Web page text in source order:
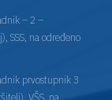
– 2 –
SSS, na određeno
prvostupnik 3
VŠS, na